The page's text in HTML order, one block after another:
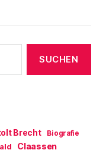
Brecht Biografie
Claassen